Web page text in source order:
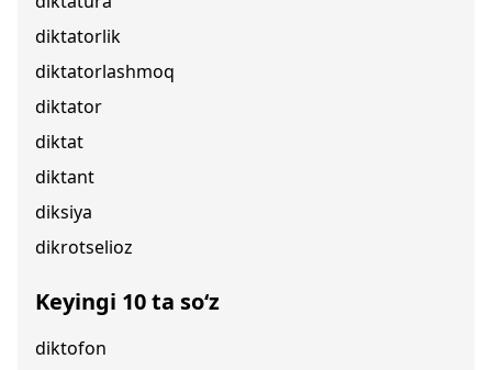
diktatorlik
diktatorlashmoq
diktator
diktat
diktant
diksiya
dikrotselioz
Keyingi 10 ta so‘z
diktofon